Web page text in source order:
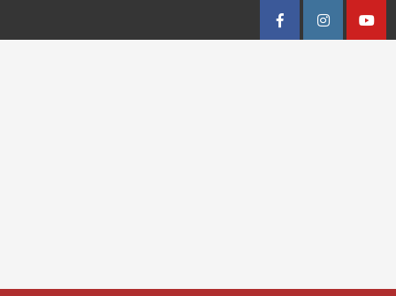
FacebookInstagram